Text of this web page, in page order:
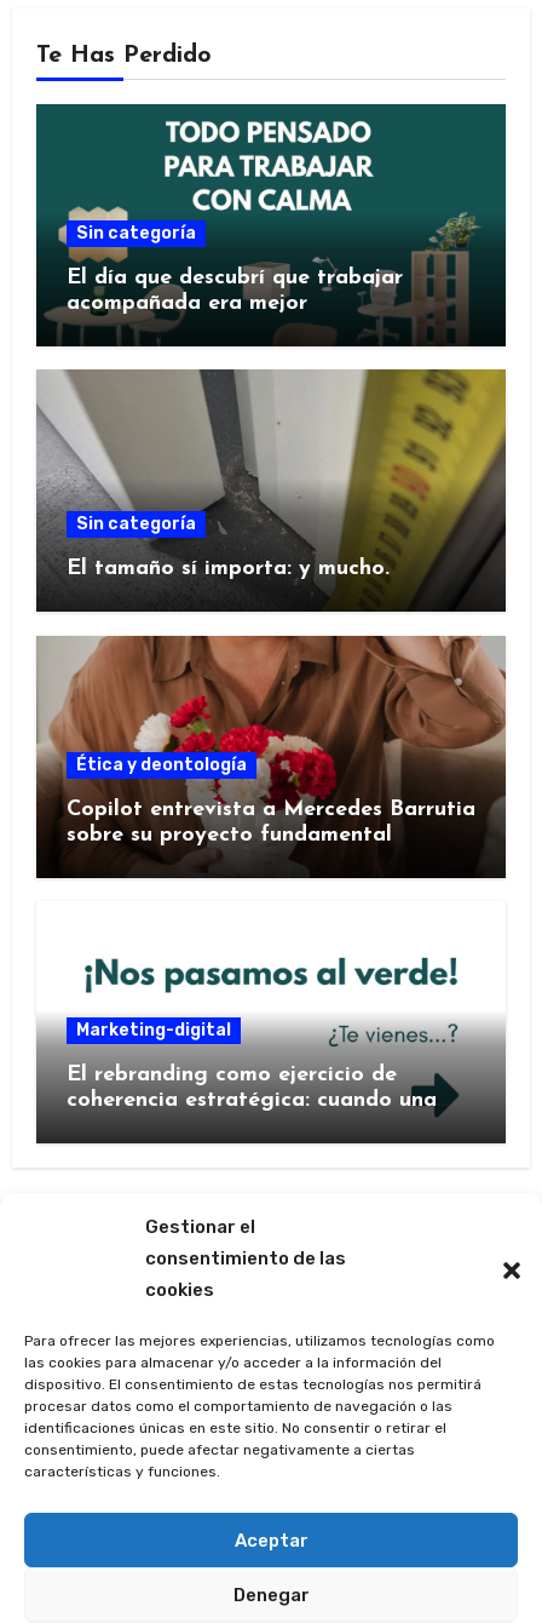
Gestionar el
consentimiento de las
cookies
Para ofrecer las mejores experiencias, utilizamos tecnologías como
las cookies para almacenar y/o acceder a la información del
dispositivo. El consentimiento de estas tecnologías nos permitirá
procesar datos como el comportamiento de navegación o las
identificaciones únicas en este sitio. No consentir o retirar el
consentimiento, puede afectar negativamente a ciertas
características y funciones.
Aceptar
Denegar
Te Has Perdido
Sin categoría
El día que descubrí que trabajar
acompañada era mejor
Sin categoría
El tamaño sí importa: y mucho.
Ética y deontología
Copilot entrevista a Mercedes Barrutia
sobre su proyecto fundamental
Marketing-digital
El rebranding como ejercicio de
coherencia estratégica: cuando una
Las ágoras de Mercedes
Barrutia
(p e r i o d í s t i c a m e n t e)
Periodísticamente ® está registrada en la Oficina
Española de Patentes y Marcas. |Bloguspor
Themeansar